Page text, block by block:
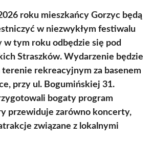
roku mieszkańcy Gorzyc będą
w niezwykłym festiwalu
tym roku odbędzie się pod
Straszków. Wydarzenie będzie
terenie rekreacyjnym za basenem
przy ul. Bogumińskiej 31.
bogaty program
przewiduje zarówno koncerty,
związane z lokalnymi